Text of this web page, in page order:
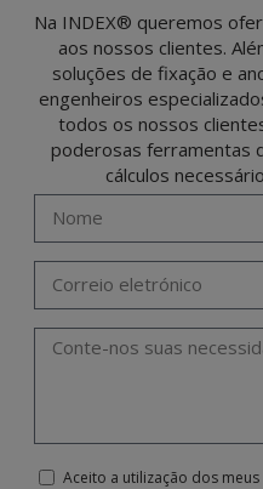
Na INDEX® queremos
aos nossos clientes.
soluções de fixação e
engenheiros
todos os nossos
poderosas ferramentas
cálculos
Aceito a utilização dos